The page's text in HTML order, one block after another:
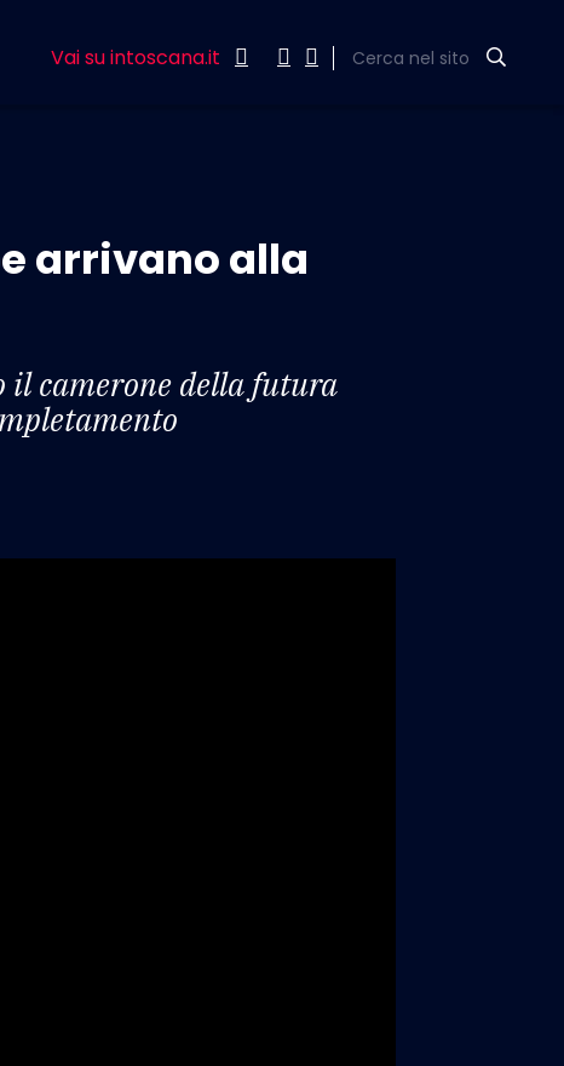
Vai su intoscana.it Cerca nel sito
arrivano alla
il camerone della futura